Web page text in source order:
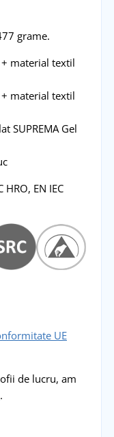
grame.
material textil
material textil
SUPREMA Gel
HRO, EN IEC
UE
de lucru, am
.